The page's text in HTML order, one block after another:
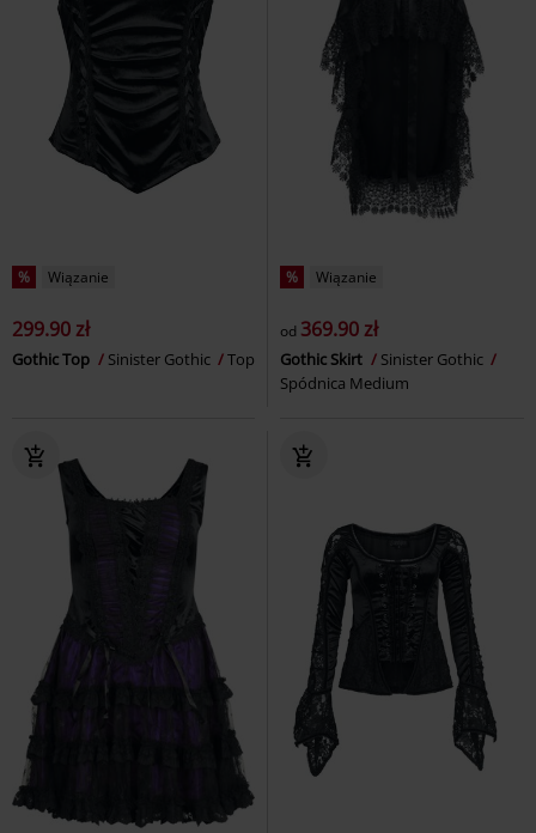
% Wiązanie
299.90 zł
Gothic Top Sinister Gothic Top
% Wiązanie
od 369.90 zł
Gothic Skirt
Sinister Gothic
Spódnica Medium